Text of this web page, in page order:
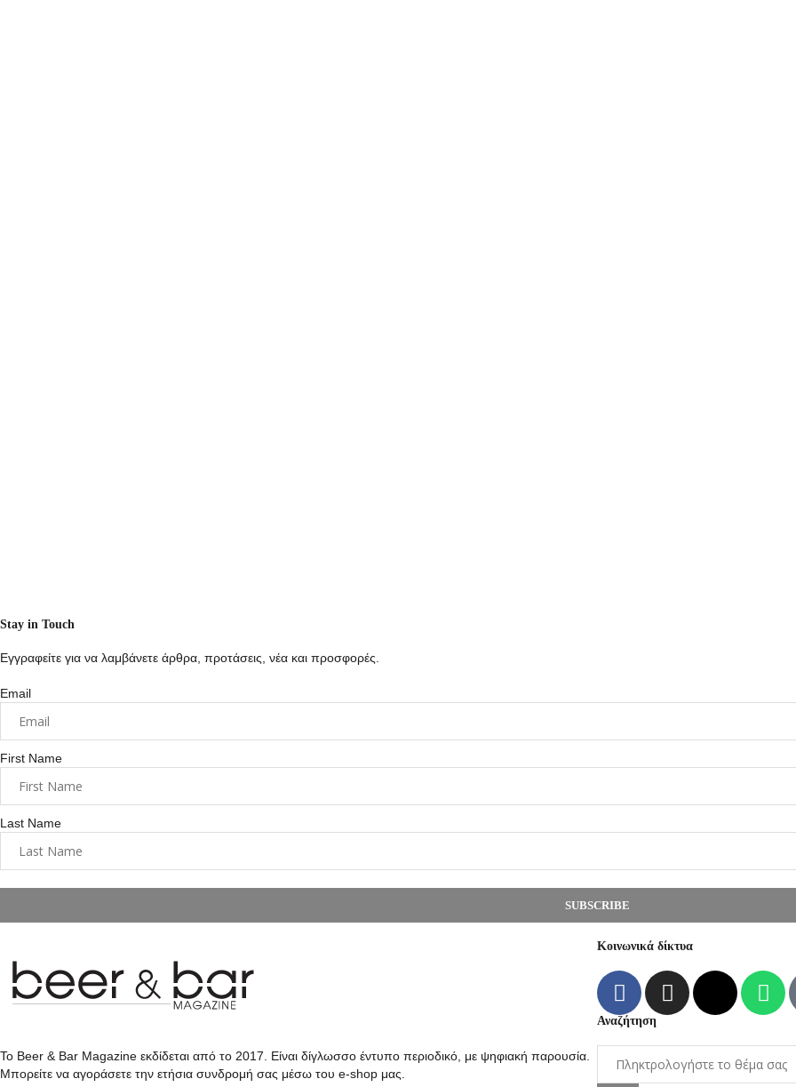
Stay in Touch
Εγγραφείτε για να λαμβάνετε άρθρα, προτάσεις, νέα και προσφορές.
Email
First Name
Last Name
SUBSCRIBE
Το Beer & Bar Magazine εκδίδεται από το 2017. Είναι δίγλωσσο έντυπο περιοδικό, με ψηφιακή παρουσία.
Μπορείτε να αγοράσετε την ετήσια συνδρομή σας μέσω του e-shop μας.
Κοινωνικά δίκτυα
Αναζήτηση